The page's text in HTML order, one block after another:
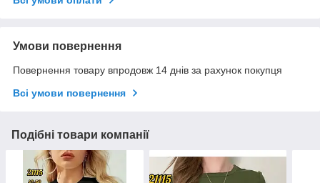
Умови повернення
Повернення товару впродовж 14 днів за рахунок покупця
Всі умови повернення
Подібні товари компанії